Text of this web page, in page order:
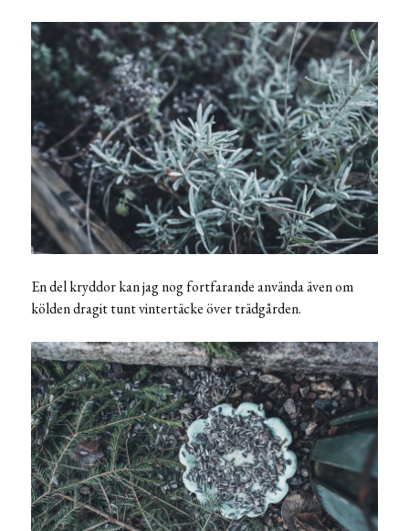
En del kryddor kan jag nog fortfarande använda även om
kölden dragit tunt vintertäcke över trädgården.